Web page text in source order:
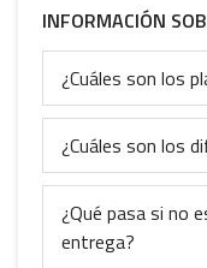
INFORMACIÓN
¿Cuáles son los
¿Cuáles son los
¿Qué pasa si no
entrega?